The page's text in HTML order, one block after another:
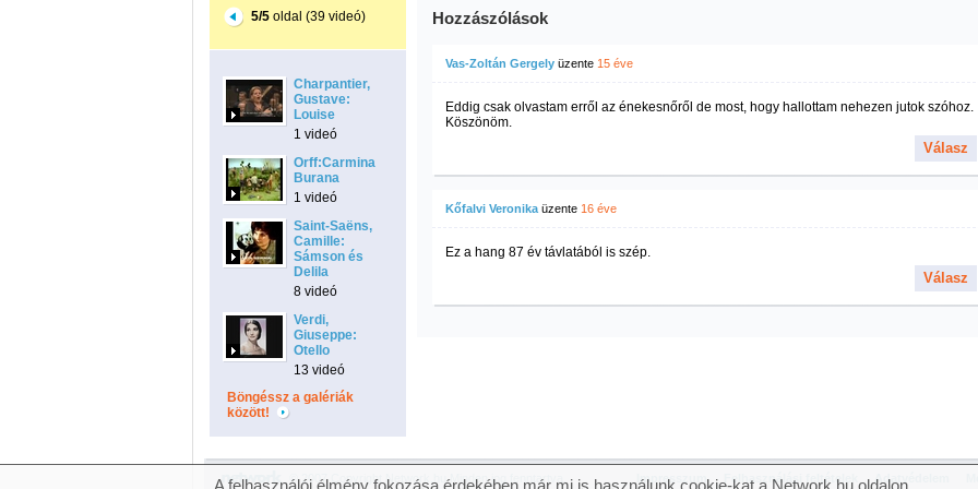
5/5oldal (39 videó)
Charpantier,
Gustave:
Louise
1 videó
Orff:Carmina
Burana
1 videó
Saint-Saëns,
Camille:
Sámson és
Delila
8 videó
Verdi,
Giuseppe:
Otello
13 videó
Böngéssz a galériák
között!
Hozzászólások
Vas-Zoltán Gergely üzente 15 éve
Eddig csak olvastam erről az énekesnőről de most, hogy hallottam nehezen jutok szóhoz.
Köszönöm.
Válasz
Kőfalvi Veronika üzente 16 éve
Ez a hang 87 év távlatából is szép.
Válasz
© 2007 Copyright Network.hu Minden jog fenntartva. Impresszum Felhasználási feltételek Adatvédelem
A felhasználói élmény fokozása érdekében már mi is használunk cookie-kat a Network.hu oldalon.